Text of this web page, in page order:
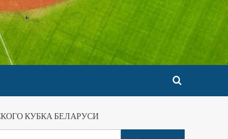
КУБКА БЕЛАРУСИ